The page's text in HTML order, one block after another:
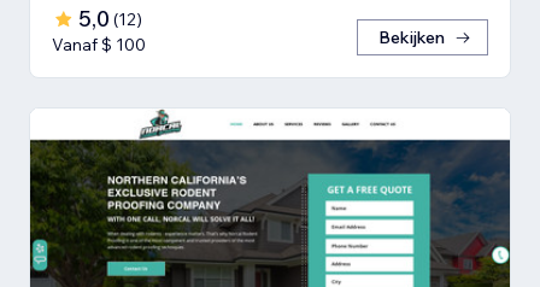
5,0 (12)
Vanaf $ 100
Bekijken